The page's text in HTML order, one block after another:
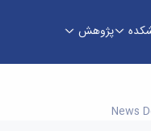
پژوهش
فناوری
News